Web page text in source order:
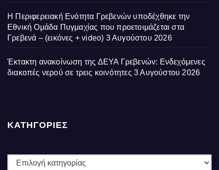
Η Περιφερειακή Ενότητα Γρεβενών υποδέχθηκε την
Εθνική Ομάδα Πυγμαχίας που προετοιμάζεται στα
Γρεβενά – (εικόνες + video) 3 Αυγούστου 2026
Έκτακτη ανακοίνωση της ΔΕΥΑ Γρεβενών: Ενδεχόμενες
διακοπές νερού σε τρεις κοινότητες 3 Αυγούστου 2026
ΚΑΤΗΓΟΡΙΕΣ
ΚΑΤΗΓΟΡΙΕΣ